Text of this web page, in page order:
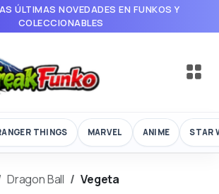
ÚLTIMAS NOVEDADES EN FUNKOS Y
COLECCIONABLES
THINGS MARVEL ANIME STAR
Dragon Ball Vegeta